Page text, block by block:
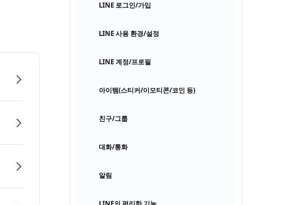
LINE 로그인/가입
LINE 사용 환경/설정
LINE 계정/프로필
아이템(스티커/이모티콘/코인 등)
친구/그룹
대화/통화
알림